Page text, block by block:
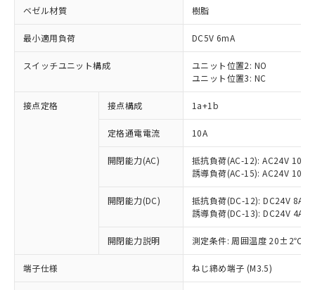
ベゼル材質 樹脂
最小適用負荷 DC5V 6mA
スイッチユニット構成
ユニット位置2: NO
ユニット位置3: NC
接点定格 接点構成 1a+1b
定格通電電流 10A
開閉能力(AC)
抵抗負荷(AC-12): AC24V 10A/
誘導負荷(AC-15): AC24V
開閉能力(DC)
抵抗負荷(DC-12): DC24V 8A/
誘導負荷(DC-13): DC24V 4A/
開閉能力説明 測定条件: 周囲温度 20±2℃、
端子仕様 ねじ締め端子 (M3.5)
※1 対応状況
対応済み：EU RoHS指令（10物質）の
非含有に対応した製品が提供可能な商品で